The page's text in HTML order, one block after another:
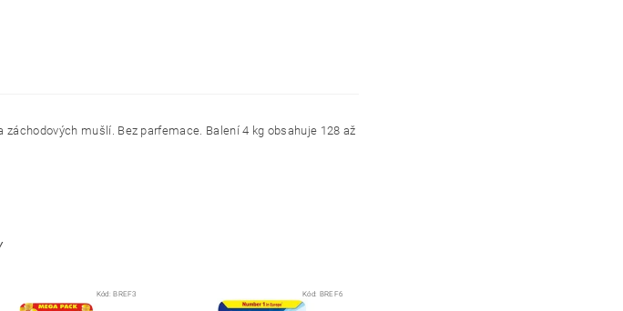
mušlí. Bez parfemace. Balení 4 kg obsahuje 128 až
Kód:BREF3 Kód: BREF6